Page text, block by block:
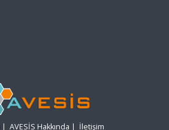
| AVESİS Hakkında | İletişim